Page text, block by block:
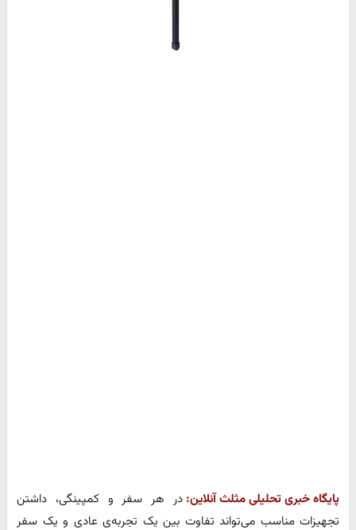
پایگاه خبری تحلیلی مثلث آنلاین: در هر سفر و کمپینگی، داشتن
تجهیزات مناسب می‌تواند تفاوت بین یک تجربه‌ی عادی و یک سفر